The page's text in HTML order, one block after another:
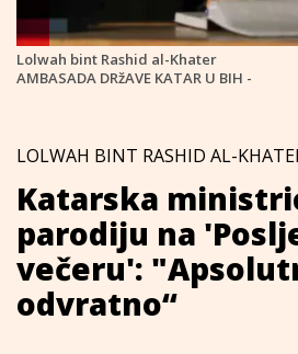
Lolwah bint Rashid al-Khater
AMBASADA DRžAVE KATAR U BIH -
LOLWAH BINT RASHID AL-
Katarska
parodiju na
večeru':
odvratno“